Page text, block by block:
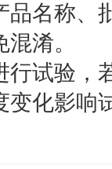
品名称、
淆。
行试验，
变化影响